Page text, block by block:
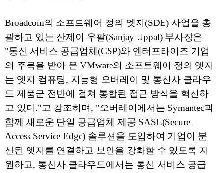
Broadcom의 소프트웨어 정의 엣지(SDE) 사업을 총
괄하고 있는 산제이 우팔(Sanjay Uppal) 부사장은
"통신 서비스 공급업체(CSP)와 엔터프라이즈 기업
의 주목을 받아 온 VMware의 소프트웨어 정의 엣지
는 엣지 컴퓨팅, 지능형 오버레이 및 통신사 클라우
드 제품군 전반에 걸쳐 통합된 접근 방식을 혁신하
고 있다."고 강조하며, "오버레이에서는 Symantec과
함께 새로운 단일 공급업체 제공 SASE(Secure
Access Service Edge) 솔루션을 도입하여 기업이 분
산된 엣지를 연결하고 보안을 강화할 수 있도록 지
원하고, 통신사 클라우드에서는 통신 서비스 공급